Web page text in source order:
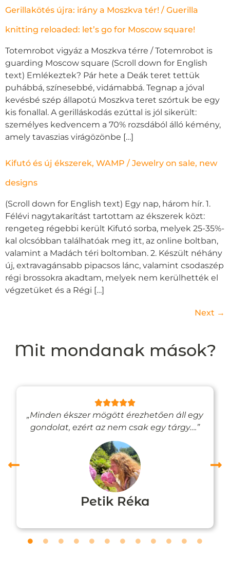
Gerillakötés újra: irány a Moszkva tér! / Guerilla
knitting reloaded: let’s go for Moscow square!
Totemrobot vigyáz a Moszkva térre / Totemrobot is
guarding Moscow square (Scroll down for English
text) Emlékeztek? Pár hete a Deák teret tettük
puhábbá, színesebbé, vidámabbá. Tegnap a jóval
kevésbé szép állapotú Moszkva teret szórtuk be egy
kis fonallal. A gerilláskodás ezúttal is jól sikerült:
személyes kedvencem a 70% rozsdából álló kémény,
amely tavaszias virágözönbe […]
Kifutó és új ékszerek, WAMP / Jewelry on sale, new
designs
(Scroll down for English text) Egy nap, három hír. 1.
Félévi nagytakarítást tartottam az ékszerek közt:
rengeteg régebbi került Kifutó sorba, melyek 25-35%-
kal olcsóbban találhatóak meg itt, az online boltban,
valamint a Madách téri boltomban. 2. Készült néhány
új, extravagánsabb pipacsos lánc, valamint csodaszép
régi brossokra akadtam, melyek nem kerülhették el
végzetüket és a Régi […]
Next →
Mit mondanak mások?
„Minden ékszer mögött érezhetően áll egy
gondolat, ezért az nem csak egy tárgy….”
Petik Réka